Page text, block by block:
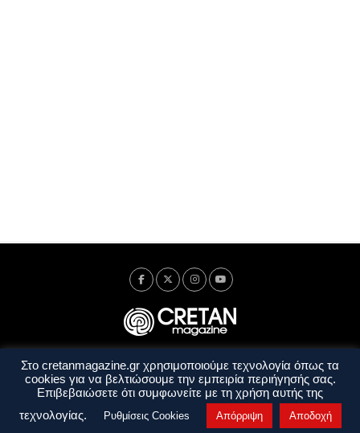
Ταυτότητα Πολιτική Απορρήτου
Όροι Χρήσης
Όροι και Προϋποθέσεις
Στο cretanmagazine.gr χρησιμοποιούμε τεχνολογία όπως τα
cookies για να βελτιώσουμε την εμπειρία περιήγησής σας.
Επιβεβαιώσετε ότι συμφωνείτε με τη χρήση αυτής της
τεχνολογίας.
Ρυθμίσεις Cookies Απόρριψη Αποδοχή